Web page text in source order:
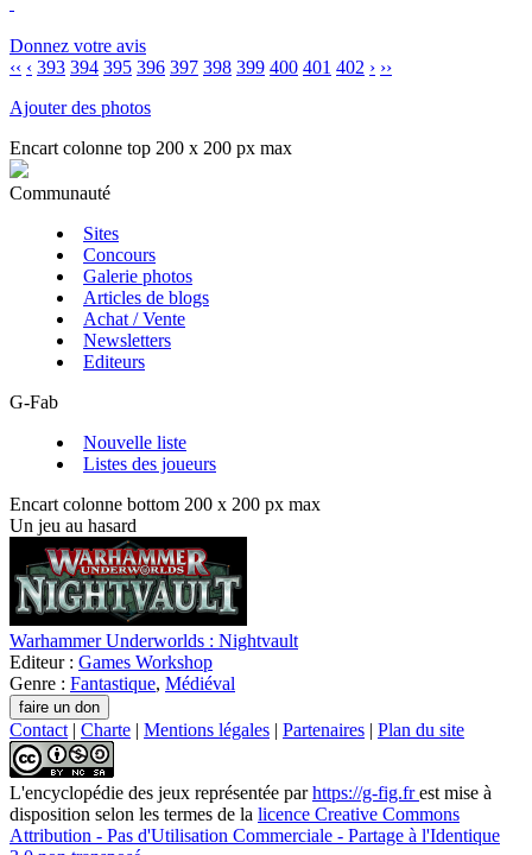
Donnez votre avis
‹‹ ‹ 393 394 395 396 397 398 399 400 401 402 › ››
Ajouter des photos
Encart colonne top 200 x 200 px max
Communauté
Sites
Concours
Galerie photos
Articles de blogs
Achat / Vente
Newsletters
Editeurs
G-Fab
Nouvelle liste
Listes des joueurs
Encart colonne bottom 200 x 200 px max
Un jeu au hasard
Warhammer Underworlds : Nightvault
Editeur : Games Workshop
Genre : Fantastique, Médiéval
Contact | Charte | Mentions légales | Partenaires | Plan du site
L'encyclopédie des jeux représentée parhttps://g-fig.frest mise à
disposition selon les termes de la licence Creative Commons
Attribution - Pas d'Utilisation Commerciale - Partage à l'Identique